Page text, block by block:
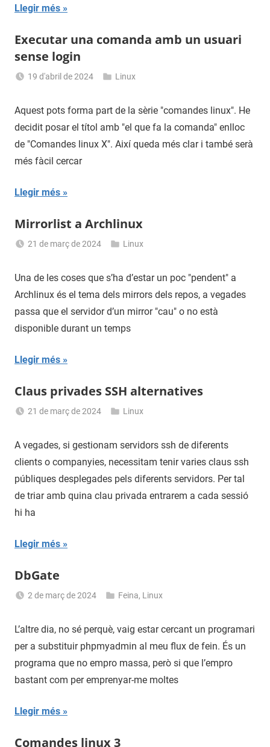
Llegir més
Executar una comanda amb un usuari
sense login
19 d'abril de 2024
Navas
Linux
Aquest pots forma part de la sèrie "comandes linux". He
decidit posar el títol amb "el que fa la comanda" enlloc
de "Comandes linux X". Així queda més clar i també serà
més fàcil cercar
Llegir més
Mirrorlist a Archlinux
21 de març de 2024
Navas
Linux
Una de les coses que s’ha d’estar un poc "pendent" a
Archlinux és el tema dels mirrors dels repos, a vegades
passa que el servidor d’un mirror "cau" o no està
disponible durant un temps
Llegir més
Claus privades SSH alternatives
21 de març de 2024
Linux
A vegades, si gestionam servidors ssh de diferents
clients o companyies, necessitam tenir varies claus ssh
públiques desplegades pels diferents servidors. Per tal
de triar amb quina clau privada entrarem a cada sessió
hi ha
Llegir més
DbGate
2 de març de 2024
Navas
Feina, Linux
L’altre dia, no sé perquè, vaig estar cercant un programari
per a substituir phpmyadmin al meu flux de fein. És un
programa que no empro massa, però si que l’empro
bastant com per emprenyar-me moltes
Llegir més
Comandes linux 3